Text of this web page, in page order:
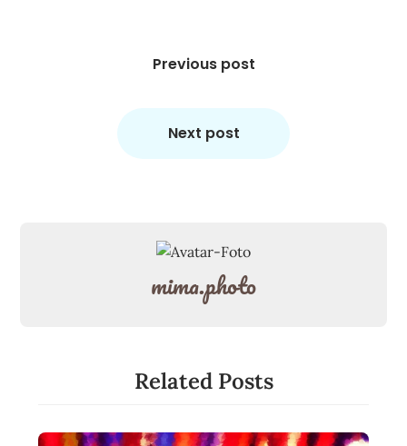
Previous post
Next post
mima.photo
Related Posts